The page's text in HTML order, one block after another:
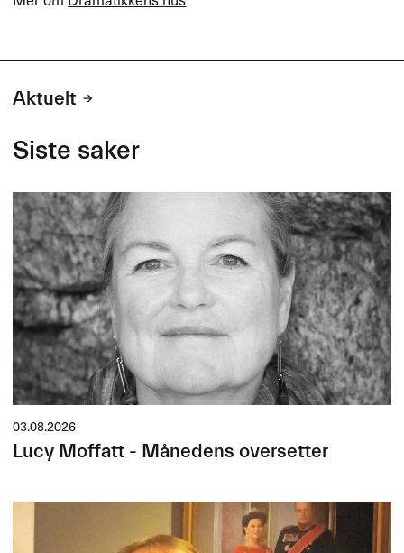
Aktuelt
Siste saker
03.08.2026
Lucy Moffatt - Månedens oversetter